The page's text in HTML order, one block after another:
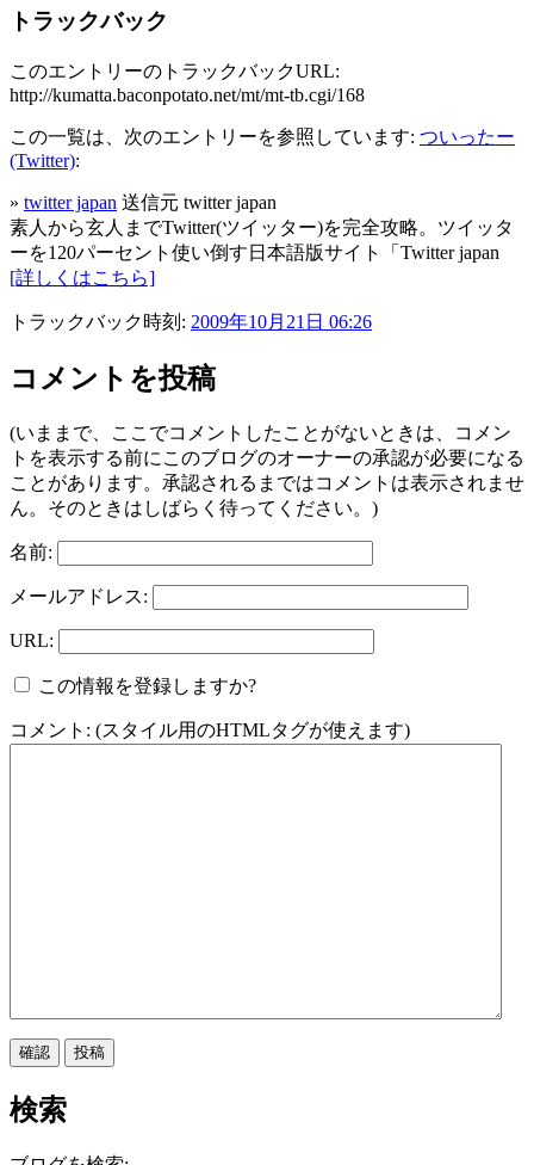
トラックバック
このエントリーのトラックバックURL:
http://kumatta.baconpotato.net/mt/mt-tb.cgi/168
この一覧は、次のエントリーを参照しています: ついったー
(Twitter):
» twitter japan 送信元 twitter japan
素人から玄人までTwitter(ツイッター)を完全攻略。ツイッタ
ーを120パーセント使い倒す日本語版サイト「Twitter japan
[詳しくはこちら]
トラックバック時刻: 2009年10月21日 06:26
コメントを投稿
(いままで、ここでコメントしたことがないときは、コメン
トを表示する前にこのブログのオーナーの承認が必要になる
ことがあります。承認されるまではコメントは表示されませ
ん。そのときはしばらく待ってください。)
名前:
メールアドレス:
URL:
この情報を登録しますか?
コメント: (スタイル用のHTMLタグが使えます)
検索